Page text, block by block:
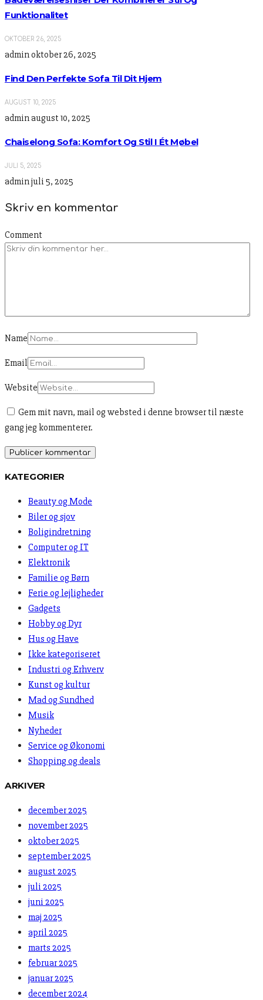
Funktionalitet
OKTOBER 26, 2025
adminoktober 26, 2025
Find Den Perfekte Sofa Til Dit Hjem
AUGUST 10, 2025
adminaugust 10, 2025
Chaiselong Sofa: Komfort Og Stil I Ét Møbel
JULI 5, 2025
adminjuli 5, 2025
Skriv en kommentar
Comment
Name
Email
Website
Gem mit navn, mail og websted i denne browser til næste
gang jeg kommenterer.
KATEGORIER
Beauty og Mode
Biler og sjov
Boligindretning
Computer og IT
Elektronik
Familie og Børn
Ferie og lejligheder
Gadgets
Hobby og Dyr
Hus og Have
Ikke kategoriseret
Industri og Erhverv
Kunst og kultur
Mad og Sundhed
Musik
Nyheder
Service og Økonomi
Shopping og deals
ARKIVER
december 2025
november 2025
oktober 2025
september 2025
august 2025
juli 2025
juni 2025
maj 2025
april 2025
marts 2025
februar 2025
januar 2025
december 2024